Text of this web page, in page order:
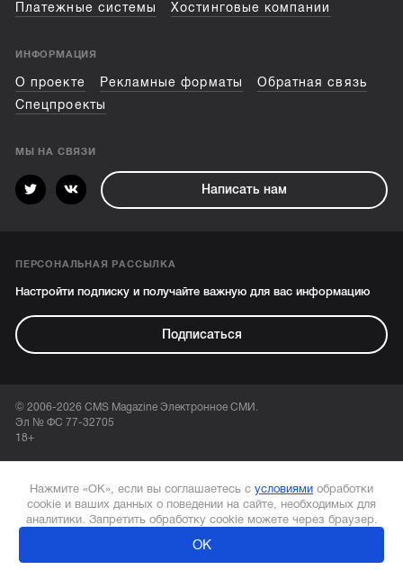
Платежные системы
Хостинговые компании
ИНФОРМАЦИЯ
О проекте Рекламные форматы
Обратная связь
Спецпроекты
МЫ НА СВЯЗИ
Написать нам
ПЕРСОНАЛЬНАЯ РАССЫЛКА
Настройти подписку и получайте важную для вас информацию
Подписаться
© 2006-2026 CMS Magazine Электронное СМИ.
Эл № ФС 77-32705
18+
Нажмите «ОК», если вы соглашаетесь с условиями обработки
cookie и ваших данных о поведении на сайте, необходимых для
аналитики. Запретить обработку cookie можете через браузер.
ОК